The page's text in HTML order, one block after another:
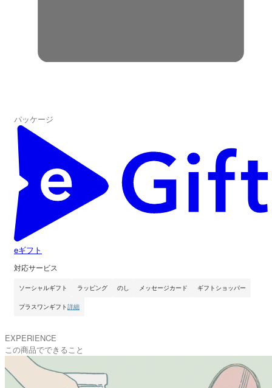
パッケージ
eギフト
対応サービス
ソーシャルギフト ラッピング のし メッセージカード ギフトショッパー
プラスワンギフト詳細
EXPERIENCE
この商品でできること